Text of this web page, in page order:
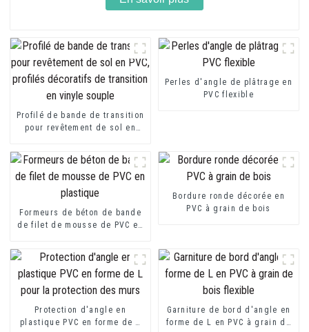
Profilé de bande de transition
pour revêtement de sol en
Perles d'angle de plâtrage en
PVC flexible
Formeurs de béton de bande
de filet de mousse de PVC en
Bordure ronde décorée en
PVC à grain de bois
Protection d'angle en
plastique PVC en forme de L
Garniture de bord d'angle en
forme de L en PVC à grain de